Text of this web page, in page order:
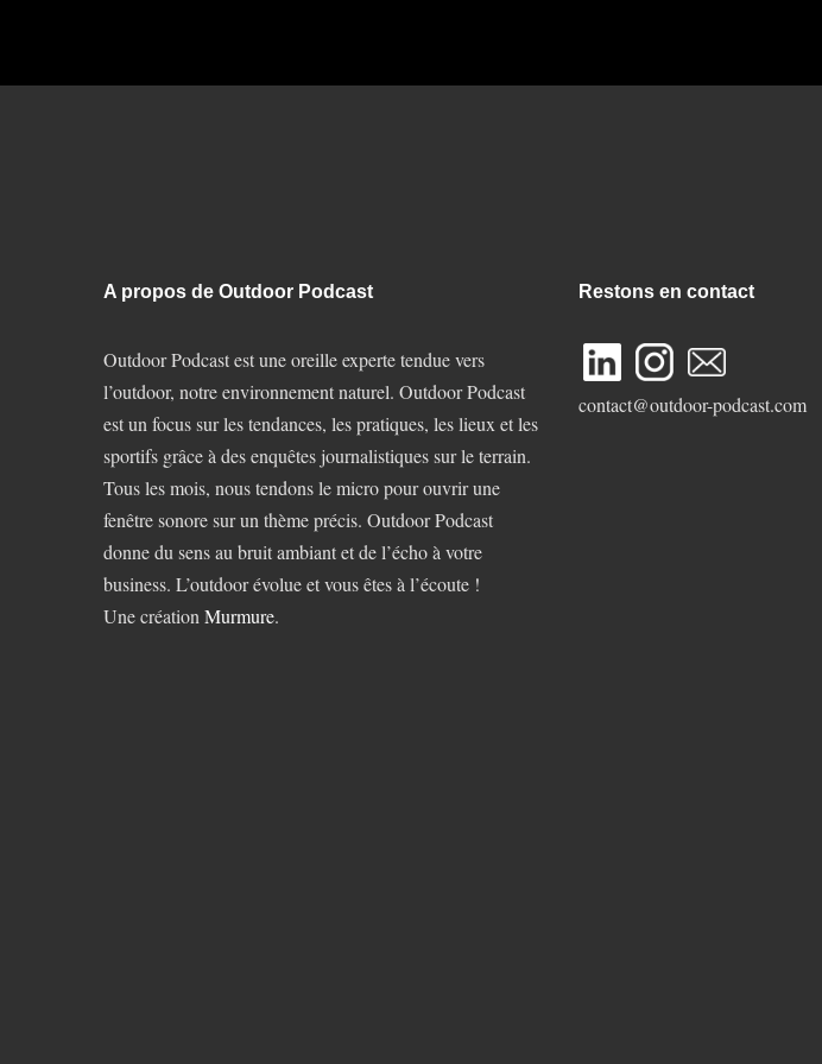
A propos de Outdoor Podcast
Outdoor Podcast est une oreille experte tendue vers
l’outdoor, notre environnement naturel. Outdoor Podcast
est un focus sur les tendances, les pratiques, les lieux et les
sportifs grâce à des enquêtes journalistiques sur le terrain.
Tous les mois, nous tendons le micro pour ouvrir une
fenêtre sonore sur un thème précis. Outdoor Podcast
donne du sens au bruit ambiant et de l’écho à votre
business. L’outdoor évolue et vous êtes à l’écoute !
Une création Murmure.
Restons en contact
contact@outdoor-podcast.com